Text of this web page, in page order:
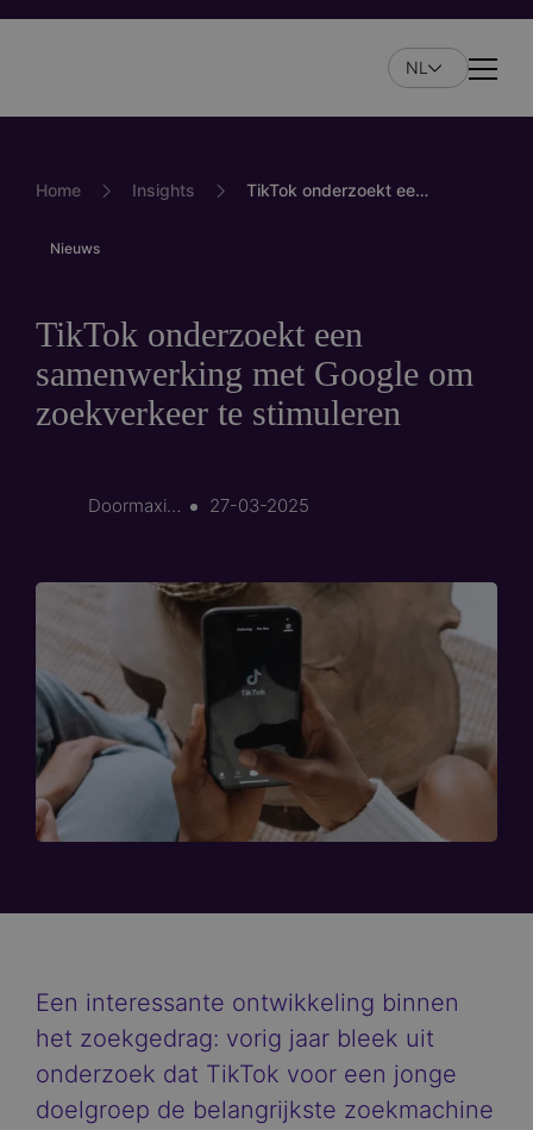
Overslaan
NL
Home Insights TikTok onderzoekt een samenwerking met Google om zoekverkeer te stimuleren
Nieuws
TikTok onderzoekt een
samenwerking met Google om
zoekverkeer te stimuleren
Door maximilian.mas… 27-03-2025
Een interessante ontwikkeling binnen
het zoekgedrag: vorig jaar bleek uit
onderzoek dat TikTok voor een jonge
doelgroep de belangrijkste zoekmachine